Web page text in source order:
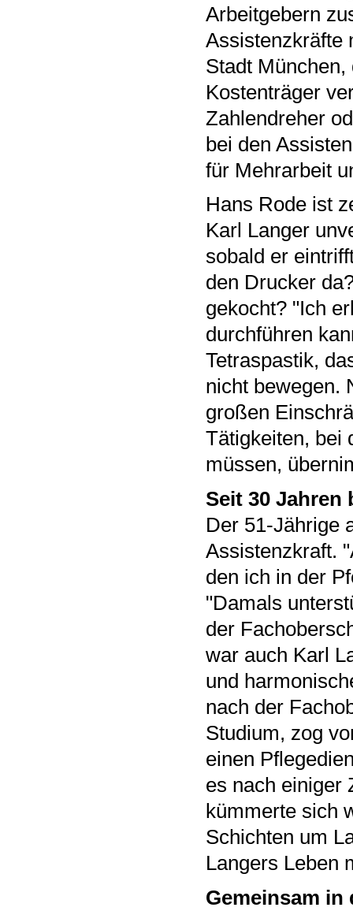
Arbeitgebern
Assistenzkräfte
Stadt
Kostenträger
Zahlendreher
bei den
für Mehrarbeit
Hans Rode ist
Karl Langer
sobald er
den Drucker
gekocht? "Ich
durchführen
Tetraspastik,
nicht bewegen.
großen
Tätigkeiten, bei
müssen,
Seit 30 Jahren
Der 51-Jährige
Assistenzkraft.
den ich in der
"Damals
der
war auch Karl
und
nach der
Studium, zog
einen
es nach einiger
kümmerte sich
Schichten um
Langers Leben
Gemeinsam in